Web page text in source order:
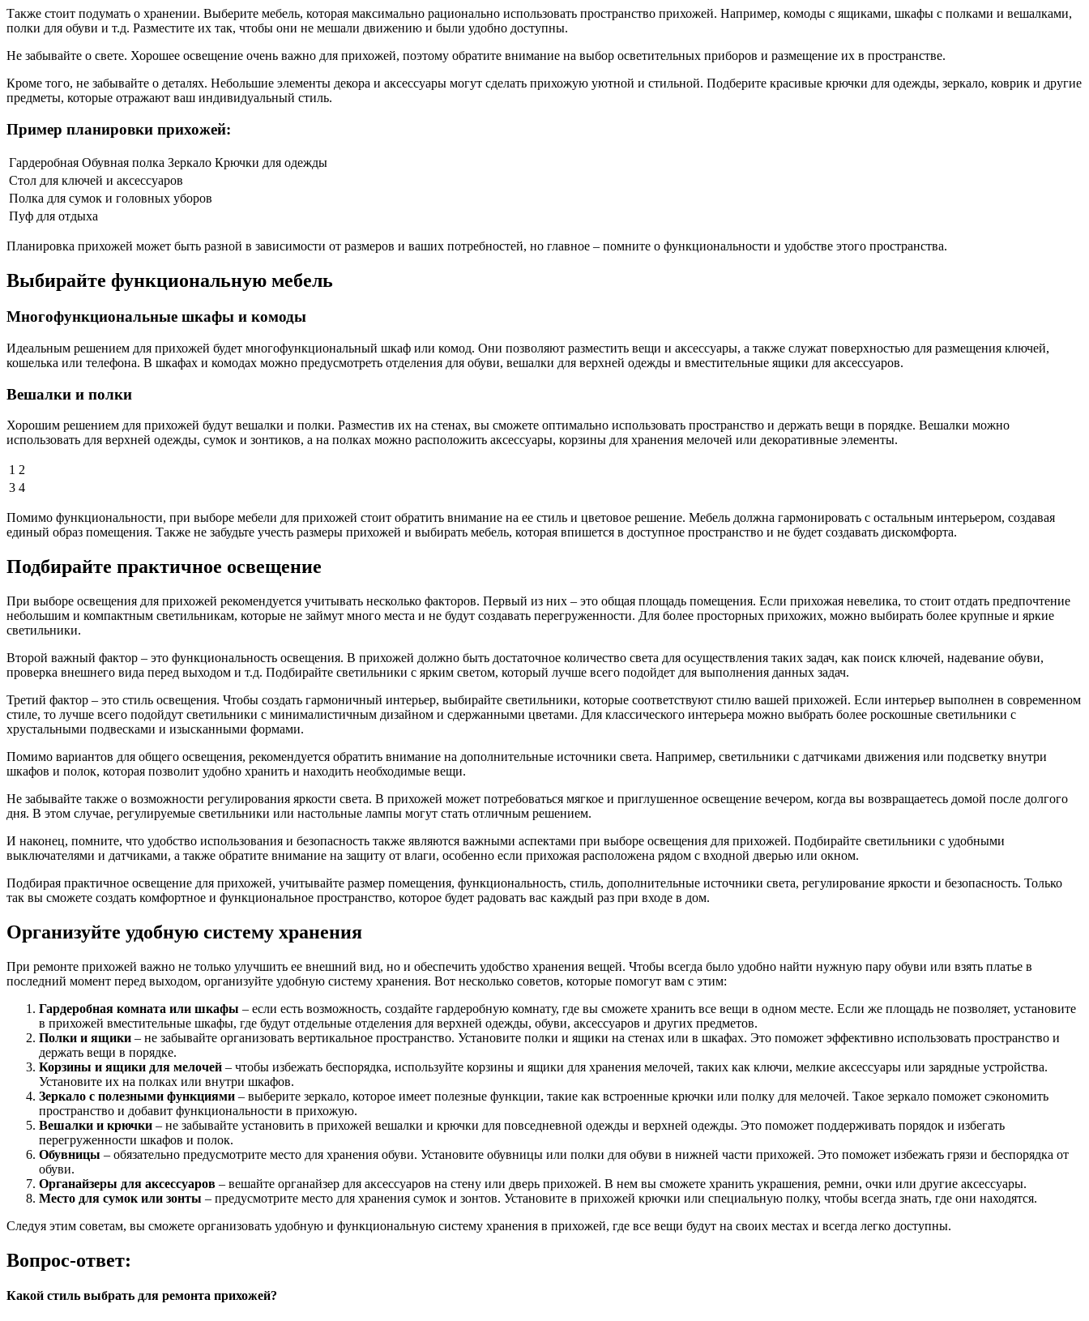
Также стоит подумать о хранении. Выберите мебель, которая максимально рационально использовать пространство прихожей. Например, комоды с ящиками, шкафы с полками и вешалками,
полки для обуви и т.д. Разместите их так, чтобы они не мешали движению и были удобно доступны.
Не забывайте о свете. Хорошее освещение очень важно для прихожей, поэтому обратите внимание на выбор осветительных приборов и размещение их в пространстве.
Кроме того, не забывайте о деталях. Небольшие элементы декора и аксессуары могут сделать прихожую уютной и стильной. Подберите красивые крючки для одежды, зеркало, коврик и другие
предметы, которые отражают ваш индивидуальный стиль.
Пример планировки прихожей:
Гардеробная Обувная полка Зеркало Крючки для одежды
Стол для ключей и аксессуаров
Полка для сумок и головных уборов
Пуф для отдыха
Планировка прихожей может быть разной в зависимости от размеров и ваших потребностей, но главное – помните о функциональности и удобстве этого пространства.
Выбирайте функциональную мебель
Многофункциональные шкафы и комоды
Идеальным решением для прихожей будет многофункциональный шкаф или комод. Они позволяют разместить вещи и аксессуары, а также служат поверхностью для размещения ключей,
кошелька или телефона. В шкафах и комодах можно предусмотреть отделения для обуви, вешалки для верхней одежды и вместительные ящики для аксессуаров.
Вешалки и полки
Хорошим решением для прихожей будут вешалки и полки. Разместив их на стенах, вы сможете оптимально использовать пространство и держать вещи в порядке. Вешалки можно
использовать для верхней одежды, сумок и зонтиков, а на полках можно расположить аксессуары, корзины для хранения мелочей или декоративные элементы.
1 2
3 4
Помимо функциональности, при выборе мебели для прихожей стоит обратить внимание на ее стиль и цветовое решение. Мебель должна гармонировать с остальным интерьером, создавая
единый образ помещения. Также не забудьте учесть размеры прихожей и выбирать мебель, которая впишется в доступное пространство и не будет создавать дискомфорта.
Подбирайте практичное освещение
При выборе освещения для прихожей рекомендуется учитывать несколько факторов. Первый из них – это общая площадь помещения. Если прихожая невелика, то стоит отдать предпочтение
небольшим и компактным светильникам, которые не займут много места и не будут создавать перегруженности. Для более просторных прихожих, можно выбирать более крупные и яркие
светильники.
Второй важный фактор – это функциональность освещения. В прихожей должно быть достаточное количество света для осуществления таких задач, как поиск ключей, надевание обуви,
проверка внешнего вида перед выходом и т.д. Подбирайте светильники с ярким светом, который лучше всего подойдет для выполнения данных задач.
Третий фактор – это стиль освещения. Чтобы создать гармоничный интерьер, выбирайте светильники, которые соответствуют стилю вашей прихожей. Если интерьер выполнен в современном
стиле, то лучше всего подойдут светильники с минималистичным дизайном и сдержанными цветами. Для классического интерьера можно выбрать более роскошные светильники с
хрустальными подвесками и изысканными формами.
Помимо вариантов для общего освещения, рекомендуется обратить внимание на дополнительные источники света. Например, светильники с датчиками движения или подсветку внутри
шкафов и полок, которая позволит удобно хранить и находить необходимые вещи.
Не забывайте также о возможности регулирования яркости света. В прихожей может потребоваться мягкое и приглушенное освещение вечером, когда вы возвращаетесь домой после долгого
дня. В этом случае, регулируемые светильники или настольные лампы могут стать отличным решением.
И наконец, помните, что удобство использования и безопасность также являются важными аспектами при выборе освещения для прихожей. Подбирайте светильники с удобными
выключателями и датчиками, а также обратите внимание на защиту от влаги, особенно если прихожая расположена рядом с входной дверью или окном.
Подбирая практичное освещение для прихожей, учитывайте размер помещения, функциональность, стиль, дополнительные источники света, регулирование яркости и безопасность. Только
так вы сможете создать комфортное и функциональное пространство, которое будет радовать вас каждый раз при входе в дом.
Организуйте удобную систему хранения
При ремонте прихожей важно не только улучшить ее внешний вид, но и обеспечить удобство хранения вещей. Чтобы всегда было удобно найти нужную пару обуви или взять платье в
последний момент перед выходом, организуйте удобную систему хранения. Вот несколько советов, которые помогут вам с этим:
Гардеробная комната или шкафы – если есть возможность, создайте гардеробную комнату, где вы сможете хранить все вещи в одном месте. Если же площадь не позволяет, установите
в прихожей вместительные шкафы, где будут отдельные отделения для верхней одежды, обуви, аксессуаров и других предметов.
Полки и ящики – не забывайте организовать вертикальное пространство. Установите полки и ящики на стенах или в шкафах. Это поможет эффективно использовать пространство и
держать вещи в порядке.
Корзины и ящики для мелочей – чтобы избежать беспорядка, используйте корзины и ящики для хранения мелочей, таких как ключи, мелкие аксессуары или зарядные устройства.
Установите их на полках или внутри шкафов.
Зеркало с полезными функциями – выберите зеркало, которое имеет полезные функции, такие как встроенные крючки или полку для мелочей. Такое зеркало поможет сэкономить
пространство и добавит функциональности в прихожую.
Вешалки и крючки – не забывайте установить в прихожей вешалки и крючки для повседневной одежды и верхней одежды. Это поможет поддерживать порядок и избегать
перегруженности шкафов и полок.
Обувницы – обязательно предусмотрите место для хранения обуви. Установите обувницы или полки для обуви в нижней части прихожей. Это поможет избежать грязи и беспорядка от
обуви.
Органайзеры для аксессуаров – вешайте органайзер для аксессуаров на стену или дверь прихожей. В нем вы сможете хранить украшения, ремни, очки или другие аксессуары.
Место для сумок или зонты – предусмотрите место для хранения сумок и зонтов. Установите в прихожей крючки или специальную полку, чтобы всегда знать, где они находятся.
Следуя этим советам, вы сможете организовать удобную и функциональную систему хранения в прихожей, где все вещи будут на своих местах и всегда легко доступны.
Вопрос-ответ:
Какой стиль выбрать для ремонта прихожей?